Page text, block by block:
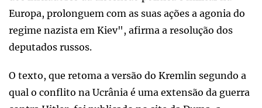
Europa, prolonguem com as suas ações a agonia do
regime nazista em Kiev", afirma a resolução dos
deputados russos.
O texto, que retoma a versão do Kremlin segundo a
qual o conflito na Ucrânia é uma extensão da guerra